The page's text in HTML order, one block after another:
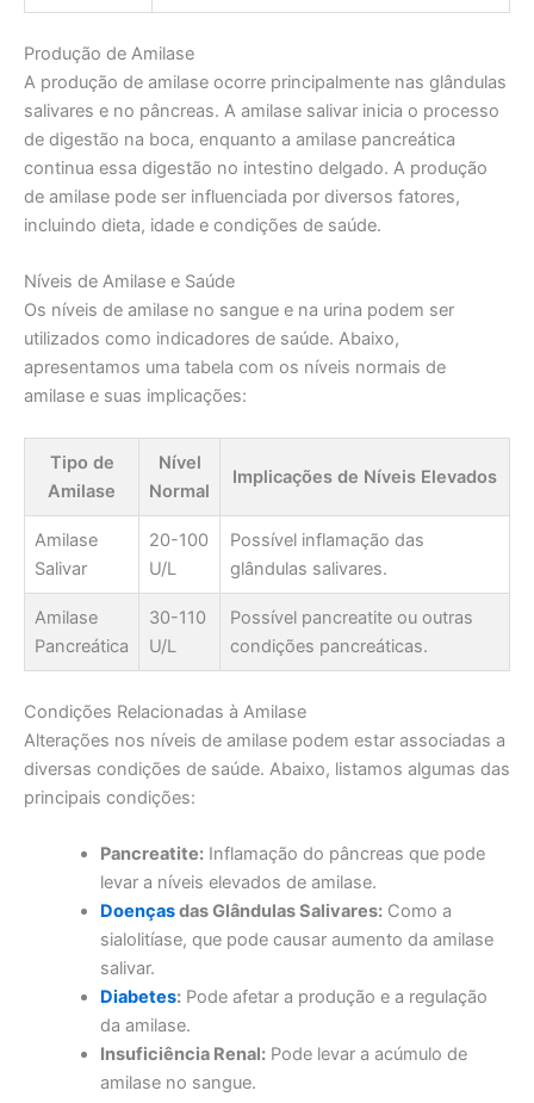
Produção de Amilase
A produção de amilase ocorre principalmente nas glândulas
salivares e no pâncreas. A amilase salivar inicia o processo
de digestão na boca, enquanto a amilase pancreática
continua essa digestão no intestino delgado. A produção
de amilase pode ser influenciada por diversos fatores,
incluindo dieta, idade e condições de saúde.
Níveis de Amilase e Saúde
Os níveis de amilase no sangue e na urina podem ser
utilizados como indicadores de saúde. Abaixo,
apresentamos uma tabela com os níveis normais de
amilase e suas implicações:
Tipo de
Amilase
Nível
Normal
Implicações de Níveis Elevados
Amilase
Salivar
20-100
U/L
Possível inflamação das
glândulas salivares.
Amilase
Pancreática
30-110
U/L
Possível pancreatite ou outras
condições pancreáticas.
Condições Relacionadas à Amilase
Alterações nos níveis de amilase podem estar associadas a
diversas condições de saúde. Abaixo, listamos algumas das
principais condições:
Pancreatite:Inflamação do pâncreas que pode
levar a níveis elevados de amilase.
Doençasdas Glândulas Salivares:Como a
sialolitíase, que pode causar aumento da amilase
salivar.
Diabetes:Pode afetar a produção e a regulação
da amilase.
Insuficiência Renal:Pode levar a acúmulo de
amilase no sangue.